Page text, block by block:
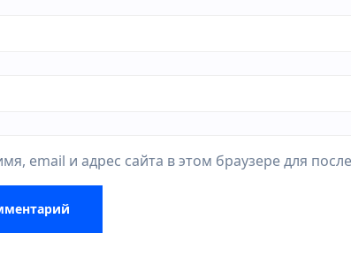
email и адрес сайта в этом браузере для